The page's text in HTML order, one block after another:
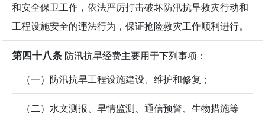
和安全保卫工作，依法严厉打击破坏防汛抗旱救灾行动和
工程设施安全的违法行为，保证抢险救灾工作顺利进行。
第四十八条 防汛抗旱经费主要用于下列事项：
（一）防汛抗旱工程设施建设、维护和修复；
（二）水文测报、旱情监测、通信预警、生物措施等